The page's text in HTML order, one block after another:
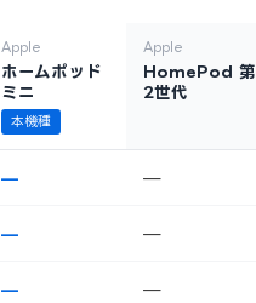
Apple
ホームポッド
ミニ
本機種
Apple
HomePod 第
2世代
— —
— —
— —